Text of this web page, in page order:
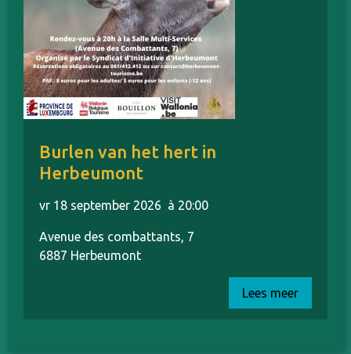
Burlen van het hert in
Herbeumont
vr 18 september 2026 à 20:00
Avenue des combattants, 7
6887 Herbeumont
Lees meer